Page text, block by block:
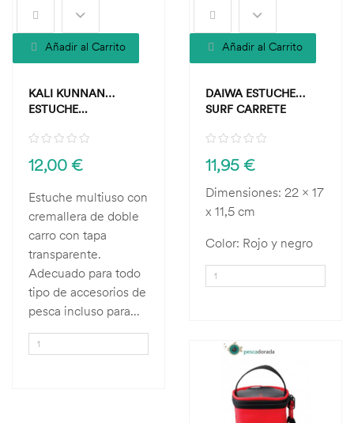
Añadir al Carrito
KALI KUNNAN
ESTUCHE...
12,00 €
Estuche multiuso con
cremallera de doble
carro con tapa
transparente.
Adecuado para todo
tipo de accesorios de
pesca incluso para...
Añadir al Carrito
DAIWA ESTUCHE
SURF CARRETE
11,95 €
Dimensiones: 22 x 17
x 11,5 cm
Color: Rojo y negro